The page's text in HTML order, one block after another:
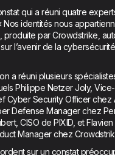
qui a réuni quatre
Nos identités nous
produite par Crowdstrike,
l’avenir de la
a réuni plusieurs
Philippe Netzer Joly,
Cyber Security Officer chez
Defense Manager chez
CISO de PIXID, et
Manager chez
sur un constat